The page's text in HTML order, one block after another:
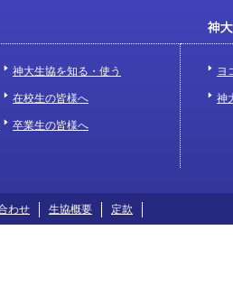
神大生協を知る・使う
在校生の皆様へ
卒業生の皆様へ
ヨ
神
わせ 生協概要 定款